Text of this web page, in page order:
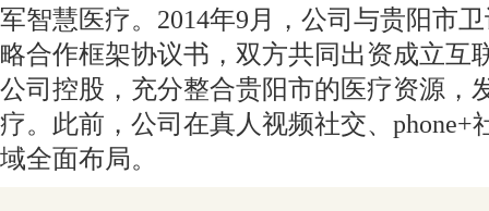
军智慧医疗。2014年9月，公司与贵阳市
略合作框架协议书，双方共同出资成立互
公司控股，充分整合贵阳市的医疗资源，
疗。此前，公司在真人视频社交、phone+
域全面布局。